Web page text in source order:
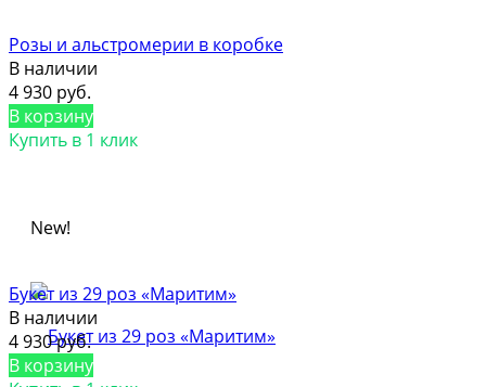
Розы и альстромерии в коробке
В наличии
4 930 руб.
В корзину
Купить в 1 клик
New!
Букет из 29 роз «Маритим»
В наличии
4 930 руб.
В корзину